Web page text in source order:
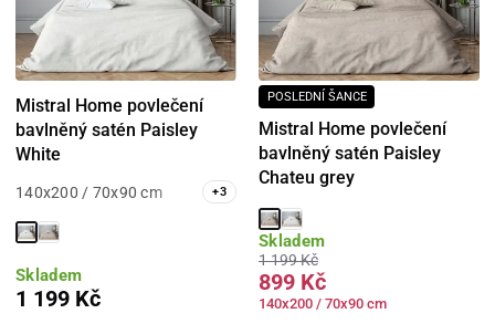
Mistral Home povlečení
bavlněný satén Paisley
White
140x200 / 70x90 cm +3
Skladem
1 199 Kč
POSLEDNÍ ŠANCE
Mistral Home povlečení
bavlněný satén Paisley
Chateu grey
Skladem
1 199 Kč
899 Kč
140x200 / 70x90 cm